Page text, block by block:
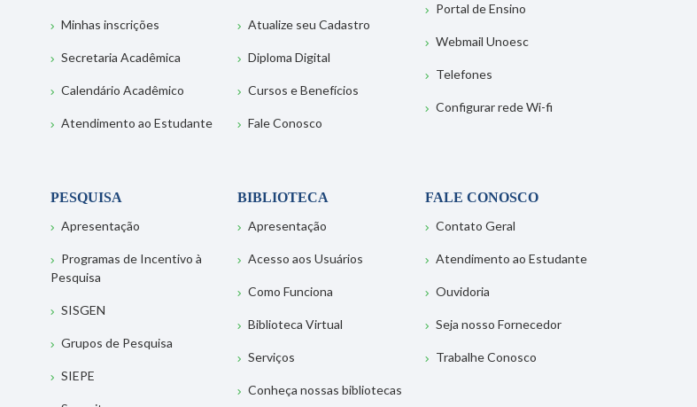
Minhas inscrições
Secretaria Acadêmica
Calendário Acadêmico
Atendimento ao Estudante
Atualize seu Cadastro
Diploma Digital
Cursos e Benefícios
Fale Conosco
Portal de Ensino
Webmail Unoesc
Telefones
Configurar rede Wi-fi
PESQUISA
Apresentação
Programas de Incentivo à
Pesquisa
SISGEN
Grupos de Pesquisa
SIEPE
BIBLIOTECA
Apresentação
Acesso aos Usuários
Como Funciona
Biblioteca Virtual
Serviços
Conheça nossas bibliotecas
FALE CONOSCO
Contato Geral
Atendimento ao Estudante
Ouvidoria
Seja nosso Fornecedor
Trabalhe Conosco